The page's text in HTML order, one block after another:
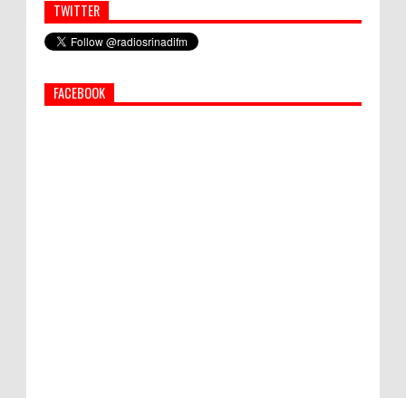
Simbol Persahabatan, RI Bangun Islamic Centre di
Afghanistan
PEMKAB KLUNGKUNG GELAR PASAR
TWITTER
FACEBOOK